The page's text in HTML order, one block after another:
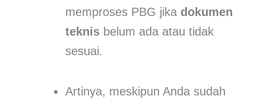
memproses PBG jika dokumen
teknis belum ada atau tidak
sesuai.
Artinya, meskipun Anda sudah